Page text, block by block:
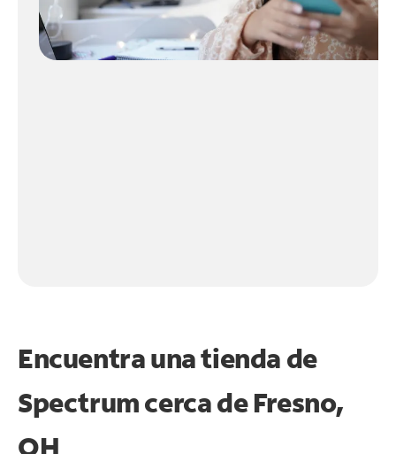
Encuentra una tienda de
Spectrumcerca de Fresno,
OH